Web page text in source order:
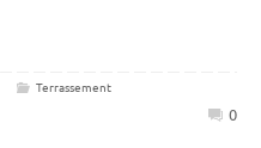
Terrassement
0